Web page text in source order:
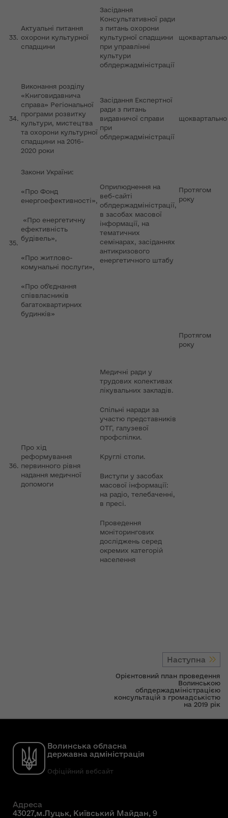
33.
Актуальні питання
охорони культурної
спадщини
Засідання
Консультативної ради
з питань охорони
культурної спадщини
при управлінні
культури
облдержадміністрації
щоквартально
34.
Виконання розділу
«Книговидавнича
справа» Регіональної
програми розвитку
культури, мистецтва
та охорони культурної
спадщини на 2016-
2020 роки
Засідання Експертної
ради з питань
видавничої справи
при
облдержадміністрації
щоквартально
35.
Закони України:
«Про Фонд
енергоефективності»,
«Про енергетичну
ефективність
будівель»,
«Про житлово-
комунальні послуги»,
«Про об’єднання
співвласників
багатоквартирних
будинків»
Оприлюднення на
веб-сайті
облдержадміністрації,
в засобах масової
інформації, на
тематичних
семінарах, засіданнях
антикризового
енергетичного штабу
Протягом
року
36.
Про хід
реформування
первинного рівня
надання медичної
допомоги
Медичні ради у
трудових колективах
лікувальних закладів.
Спільні наради за
участю представників
ОТГ, галузевої
профспілки.
Круглі столи.
Виступи у засобах
масової інформації:
на радіо, телебаченні,
в пресі.
Проведення
моніторингових
досліджень серед
окремих категорій
населення
Протягом
року
Наступна
Орієнтовний план проведення
Волинською
облдержадміністрацією
консультацій з громадськістю
на 2019 рік
Волинська обласна
державна адміністрація
Офіційний вебсайт
Адреса
43027,м.Луцьк, Київський Майдан, 9